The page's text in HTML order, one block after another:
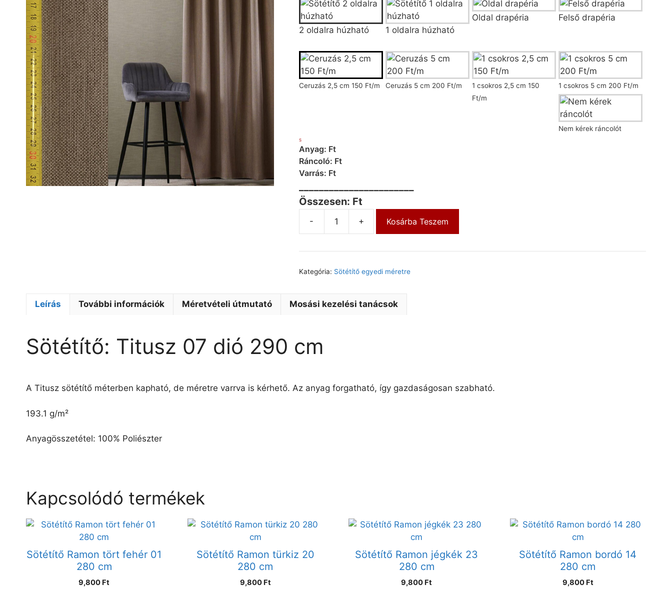
2 oldalra húzható 1 oldalra húzható
Oldal drapéria Felső drapéria
Ceruzás 2,5 cm 150 Ft/m Ceruzás 5 cm 200 Ft/m
1 csokros 2,5 cm 150
Ft/m
1 csokros 5 cm 200 Ft/m
Nem kérek ráncolót
S
Anyag: Ft
Ráncoló: Ft
Varrás: Ft
Összesen: Ft
- + Kosárba Teszem
Kategória: Sötétítő egyedi méretre
Leírás További információk Méretvételi útmutató Mosási kezelési tanácsok
Sötétítő: Titusz 07 dió 290 cm
A Titusz sötétítő méterben kapható, de méretre varrva is kérhető. Az anyag forgatható, így gazdaságosan szabható.
193.1 g/m²
Anyagösszetétel: 100% Poliészter
Kapcsolódó termékek
Sötétítő Ramon tört fehér 01
280 cm
9,800 Ft
Sötétítő Ramon türkiz 20
280 cm
9,800 Ft
Sötétítő Ramon jégkék 23
280 cm
9,800 Ft
Sötétítő Ramon bordó 14
280 cm
9,800 Ft